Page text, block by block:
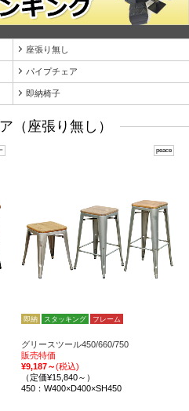
座張り無し
パイプチェア
即納椅子
（座張り無し）
peace
即納 スタッキング フレーム
グリースツール450/660/750
販売特価
¥9,187～(税込)
（定価¥15,840～）
450：W400×D400×SH450